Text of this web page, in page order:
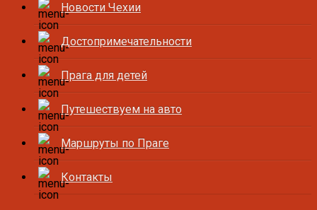
Новости Чехии
Достопримечательности
Прага для детей
Путешествуем на авто
Маршруты по Праге
Контакты